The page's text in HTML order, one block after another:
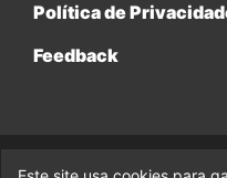
Política de
Feedback